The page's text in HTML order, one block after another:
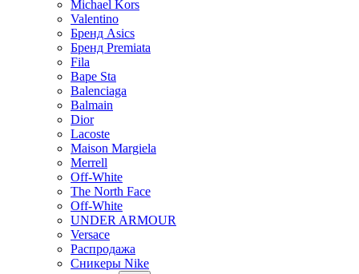
Michael Kors
Valentino
Бренд Asics
Бренд Premiata
Fila
Bape Sta
Balenciaga
Balmain
Dior
Lacoste
Maison Margiela
Merrell
Off-White
The North Face
Off-White
UNDER ARMOUR
Versace
Распродажа
Сникеры Nike